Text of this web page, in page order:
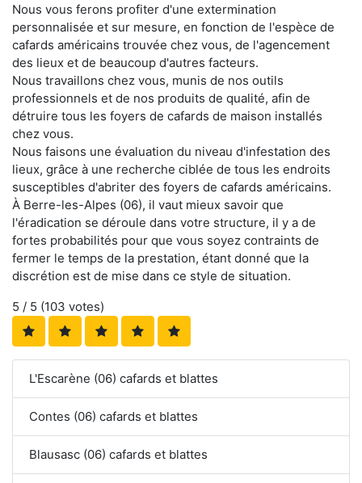
Nous vous ferons profiter d'une extermination
personnalisée et sur mesure, en fonction de l'espèce de
cafards américains trouvée chez vous, de l'agencement
des lieux et de beaucoup d'autres facteurs.
Nous travaillons chez vous, munis de nos outils
professionnels et de nos produits de qualité, afin de
détruire tous les foyers de cafards de maison installés
chez vous.
Nous faisons une évaluation du niveau d'infestation des
lieux, grâce à une recherche ciblée de tous les endroits
susceptibles d'abriter des foyers de cafards américains.
À Berre-les-Alpes (06), il vaut mieux savoir que
l'éradication se déroule dans votre structure, il y a de
fortes probabilités pour que vous soyez contraints de
fermer le temps de la prestation, étant donné que la
discrétion est de mise dans ce style de situation.
5 / 5 (103 votes)
L'Escarène (06) cafards et blattes
Contes (06) cafards et blattes
Blausasc (06) cafards et blattes